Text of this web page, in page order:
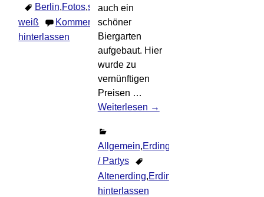
Berlin,Fotos,schwarz-
weiß
Kommentar
hinterlassen
auch ein
schöner
Biergarten
aufgebaut. Hier
wurde zu
vernünftigen
Preisen …
Weiterlesen →
Allgemein,Erding
/ Partys
Altenerding,Erding
hinterlassen